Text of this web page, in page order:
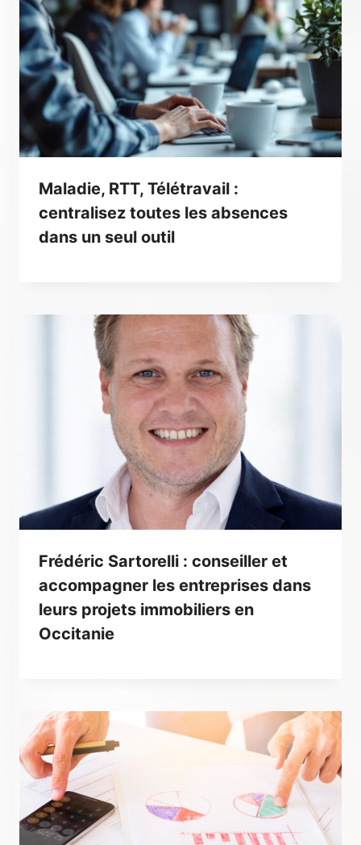
Maladie, RTT, Télétravail :
centralisez toutes les absences
dans un seul outil
Frédéric Sartorelli : conseiller et
accompagner les entreprises dans
leurs projets immobiliers en
Occitanie